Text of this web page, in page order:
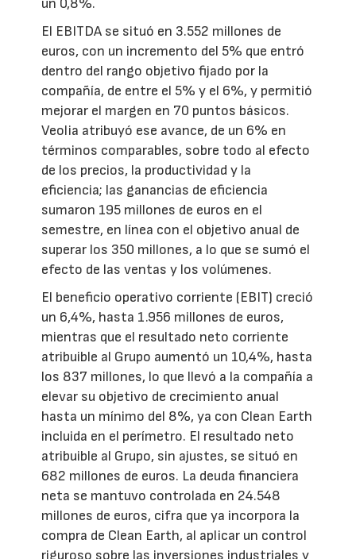
un 0,8%.
El EBITDA se situó en 3.552 millones de
euros, con un incremento del 5% que entró
dentro del rango objetivo fijado por la
compañía, de entre el 5% y el 6%, y permitió
mejorar el margen en 70 puntos básicos.
Veolia atribuyó ese avance, de un 6% en
términos comparables, sobre todo al efecto
de los precios, la productividad y la
eficiencia; las ganancias de eficiencia
sumaron 195 millones de euros en el
semestre, en línea con el objetivo anual de
superar los 350 millones, a lo que se sumó el
efecto de las ventas y los volúmenes.
El beneficio operativo corriente (EBIT) creció
un 6,4%, hasta 1.956 millones de euros,
mientras que el resultado neto corriente
atribuible al Grupo aumentó un 10,4%, hasta
los 837 millones, lo que llevó a la compañía a
elevar su objetivo de crecimiento anual
hasta un mínimo del 8%, ya con Clean Earth
incluida en el perímetro. El resultado neto
atribuible al Grupo, sin ajustes, se situó en
682 millones de euros. La deuda financiera
neta se mantuvo controlada en 24.548
millones de euros, cifra que ya incorpora la
compra de Clean Earth, al aplicar un control
riguroso sobre las inversiones industriales y